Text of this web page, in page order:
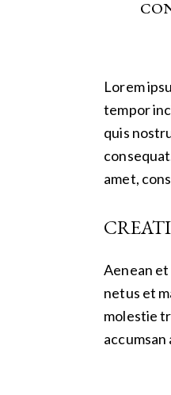
Lorem
tempor
quis
amet,
Aenean
netus et
molestie